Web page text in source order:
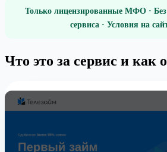
Только лицензированные МФО ·
сервиса · Условия на
Что это за сервис и как